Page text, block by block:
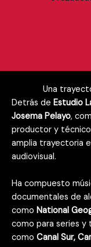
Una
Detrás de Estudio
Josema Pelayo,
productor y
amplia trayectoria
audiovisual.
Ha compuesto
documentales de
como National
como para series y
como Canal Sur,